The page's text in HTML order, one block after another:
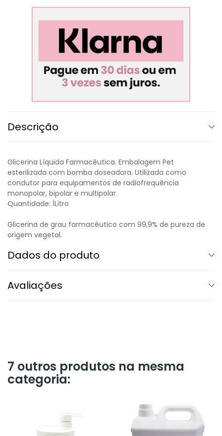
Descrição
Glicerina Líquida Farmacêutica. Embalagem Pet
esterilizada com bomba doseadora. Utilizada como
condutor para equipamentos de radiofrequência
monopolar, bipolar e multipolar.
Quantidade: 1Litro
Glicerina de grau farmacêutico com 99,9% de pureza de
origem vegetal.
Dados do produto
Avaliações
7 outros produtos na mesma
categoria: